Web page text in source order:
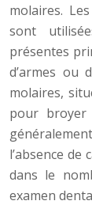
molaires.
sont
présentes
d’armes ou
molaires,
pour broyer
l’absence
dans le
examen